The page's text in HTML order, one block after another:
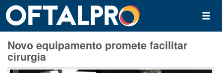
Novo equipamento promete facilitar
cirurgia